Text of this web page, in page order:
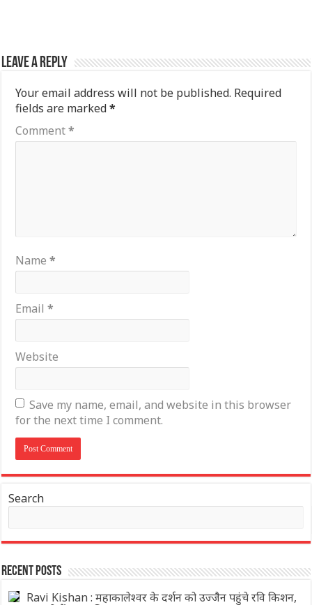
Leave a Reply
Your email address will not be published. Required
fields are marked*
Comment*
Name*
Email*
Website
Save my name, email, and website in this browser
for the next time I comment.
Search
Recent Posts
Ravi Kishan : महाकालेश्वर के दर्शन को उज्जैन पहुंचे रवि किशन,